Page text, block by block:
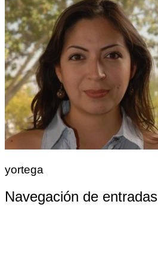
yortega
Navegación de entradas